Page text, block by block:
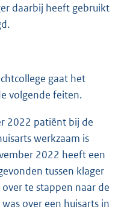
daarbij heeft gebruikt
gaat het
volgende feiten.
2022 patiënt bij de
werkzaam is
2022 heeft een
tussen klager
te stappen naar de
over een huisarts in